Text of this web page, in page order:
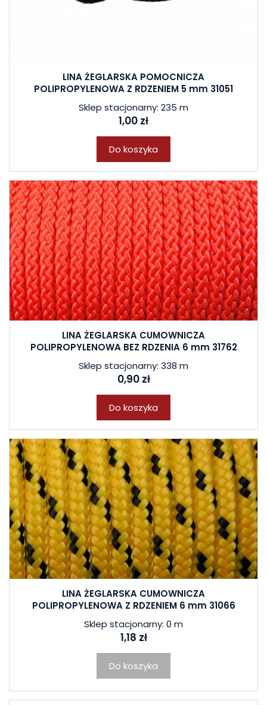
LINA ŻEGLARSKA POMOCNICZA
POLIPROPYLENOWA Z RDZENIEM 5 mm 31051
Sklep stacjonarny: 235 m
1,00 zł
Do koszyka
LINA ŻEGLARSKA CUMOWNICZA
POLIPROPYLENOWA BEZ RDZENIA 6 mm 31762
Sklep stacjonarny: 338 m
0,90 zł
Do koszyka
LINA ŻEGLARSKA CUMOWNICZA
POLIPROPYLENOWA Z RDZENIEM 6 mm 31066
Sklep stacjonarny: 0 m
1,18 zł
Do koszyka